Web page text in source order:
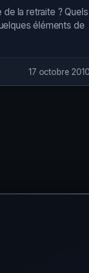
de la retraite ? Quels
éléments de
17 octobre